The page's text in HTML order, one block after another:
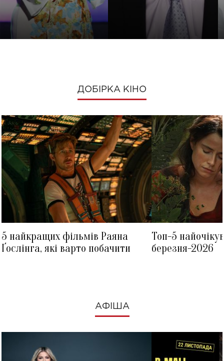
ДОБІРКА КІНО
5 найкращих фільмів Раяна
Ґослінга, які варто побачити
Топ-5
березня-2026
АФІША